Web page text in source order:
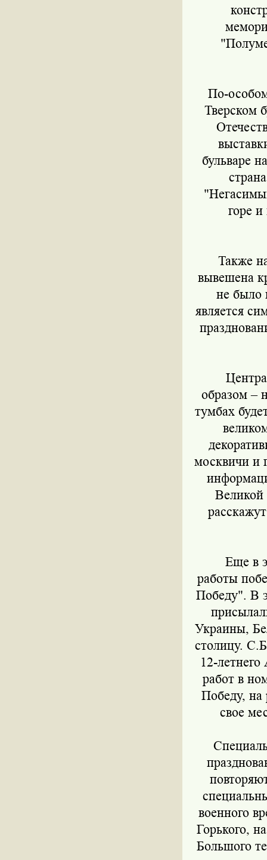
По-
Тверском
бульваре
горе
Также
вывешена
не было
является
образом –
тумбах
москвичи и
Еще в
работы
Победу". В
Украины,
столицу.
12-
работ в
Победу, на
свое
военного
Горького,
Большого